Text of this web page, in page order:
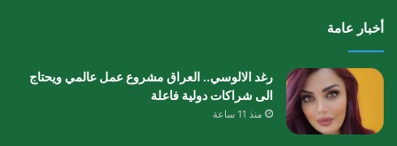
أخبار عامة
رغد الالوسي.. العراق مشروع عمل عالمي ويحتاج
الى شراكات دولية فاعلة
منذ 11 ساعة